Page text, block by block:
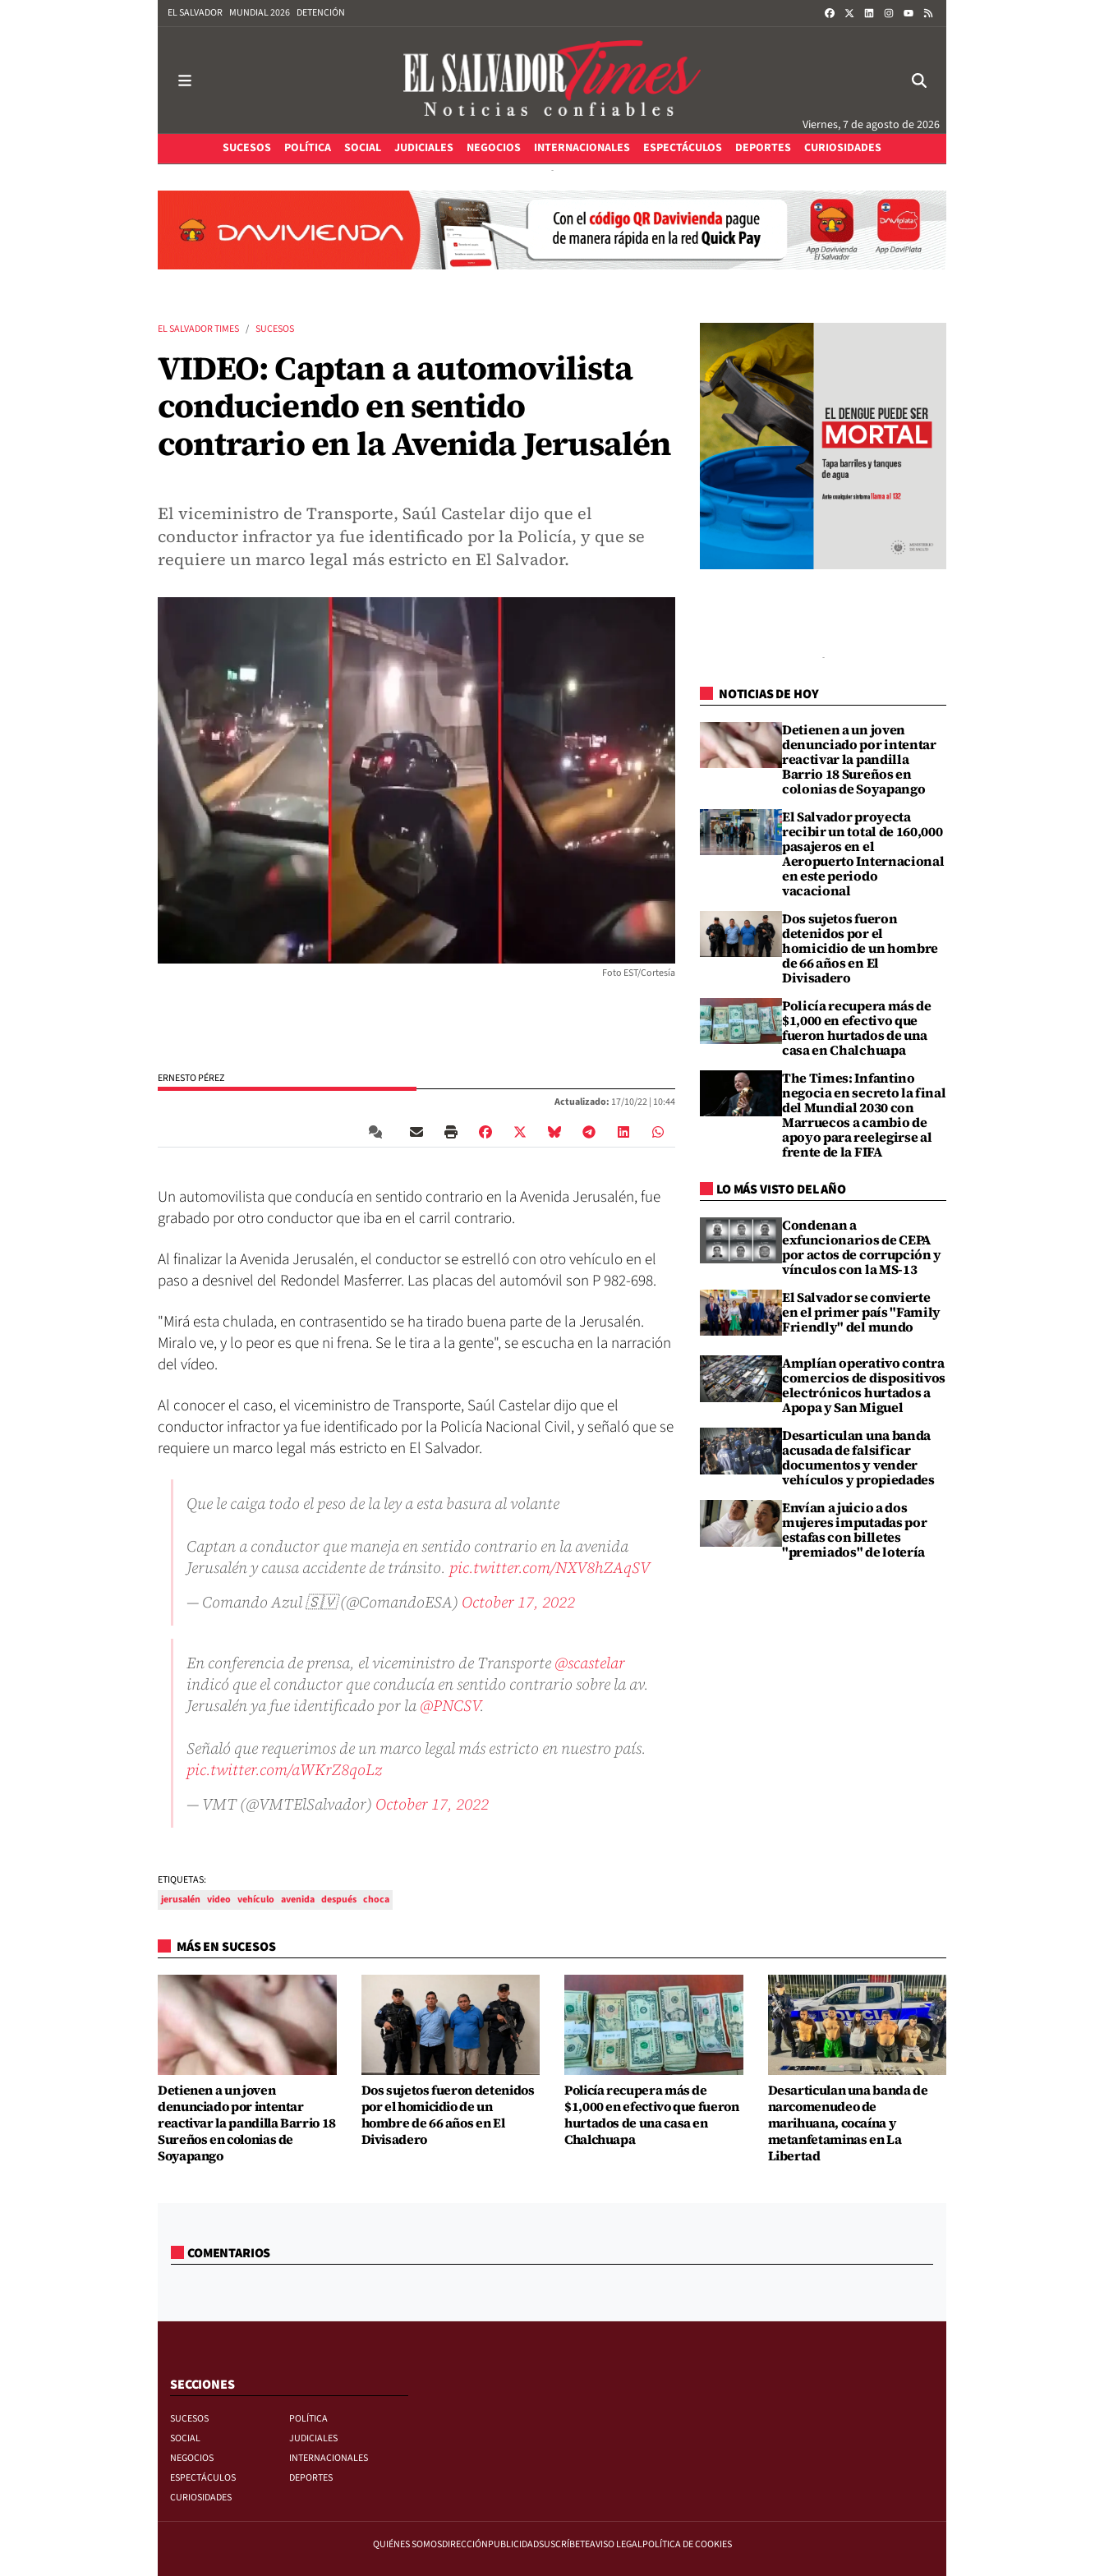
EL SALVADOR MUNDIAL 2026 DETENCIÓN FACEBOOKLINKEDININSTAGRAM
Viernes, 7 de agosto de 2026
SUCESOS
POLÍTICA SOCIAL JUDICIALES NEGOCIOS INTERNACIONALES ESPECTÁCULOS DEPORTES CURIOSIDADES
EL SALVADOR TIMES SUCESOS
VIDEO: Captan a automovilista
conduciendo en sentido
contrario en la Avenida Jerusalén
El viceministro de Transporte, Saúl Castelar dijo que el
conductor infractor ya fue identificado por la Policía, y que se
requiere un marco legal más estricto en El Salvador.
Foto EST/Cortesía
ERNESTO PÉREZ
Actualizado: 17/10/22 | 10:44
Un automovilista que conducía en sentido contrario en la Avenida Jerusalén, fue
grabado por otro conductor que iba en el carril contrario.
Al finalizar la Avenida Jerusalén, el conductor se estrelló con otro vehículo en el
paso a desnivel del Redondel Masferrer. Las placas del automóvil son P 982-698.
"Mirá esta chulada, en contrasentido se ha tirado buena parte de la Jerusalén.
Miralo ve, y lo peor es que ni frena. Se le tira a la gente", se escucha en la narración
del vídeo.
Al conocer el caso, el viceministro de Transporte, Saúl Castelar dijo que el
conductor infractor ya fue identificado por la Policía Nacional Civil, y señaló que se
requiere un marco legal más estricto en El Salvador.
Que le caiga todo el peso de la ley a esta basura al volante
Captan a conductor que maneja en sentido contrario en la avenida
Jerusalén y causa accidente de tránsito. pic.twitter.com/NXV8hZAqSV
— Comando Azul 🇸🇻 (@ComandoESA) October 17, 2022
En conferencia de prensa, el viceministro de Transporte@scastelar
indicó que el conductor que conducía en sentido contrario sobre la av.
Jerusalén ya fue identificado por la@PNCSV.
Señaló que requerimos de un marco legal más estricto en nuestro país.
pic.twitter.com/aWKrZ8qoLz
— VMT (@VMTElSalvador) October 17, 2022
ETIQUETAS:
jerusalén video vehículo avenida después choca
NOTICIAS DE HOY
Detienen a un joven
denunciado por intentar
reactivar la pandilla
Barrio 18 Sureños en
colonias de Soyapango
El Salvador proyecta
recibir un total de 160,000
pasajeros en el
Aeropuerto Internacional
en este periodo
vacacional
Dos sujetos fueron
detenidos por el
homicidio de un hombre
de 66 años en El
Divisadero
Policía recupera más de
$1,000 en efectivo que
fueron hurtados de una
casa en Chalchuapa
The Times: Infantino
negocia en secreto la final
del Mundial 2030 con
Marruecos a cambio de
apoyo para reelegirse al
frente de la FIFA
LO MÁS VISTO DEL AÑO
Condenan a
exfuncionarios de CEPA
por actos de corrupción y
vínculos con la MS-13
El Salvador se convierte
en el primer país "Family
Friendly" del mundo
Amplían operativo contra
comercios de dispositivos
electrónicos hurtados a
Apopa y San Miguel
Desarticulan una banda
acusada de falsificar
documentos y vender
vehículos y propiedades
Envían a juicio a dos
mujeres imputadas por
estafas con billetes
"premiados" de lotería
MÁS EN SUCESOS
Detienen a un joven
denunciado por intentar
reactivar la pandilla Barrio 18
Sureños en colonias de
Soyapango
Dos sujetos fueron detenidos
por el homicidio de un
hombre de 66 años en El
Divisadero
Policía recupera más de
$1,000 en efectivo que fueron
hurtados de una casa en
Chalchuapa
Desarticulan una banda de
narcomenudeo de
marihuana, cocaína y
metanfetaminas en La
Libertad
COMENTARIOS
SECCIONES
SUCESOS
POLÍTICA
SOCIAL
JUDICIALES
NEGOCIOS
INTERNACIONALES
ESPECTÁCULOS
DEPORTES
CURIOSIDADES
QUIÉNES SOMOSDIRECCIÓNPUBLICIDADSUSCRÍBETEAVISO LEGALPOLÍTICA DE COOKIES